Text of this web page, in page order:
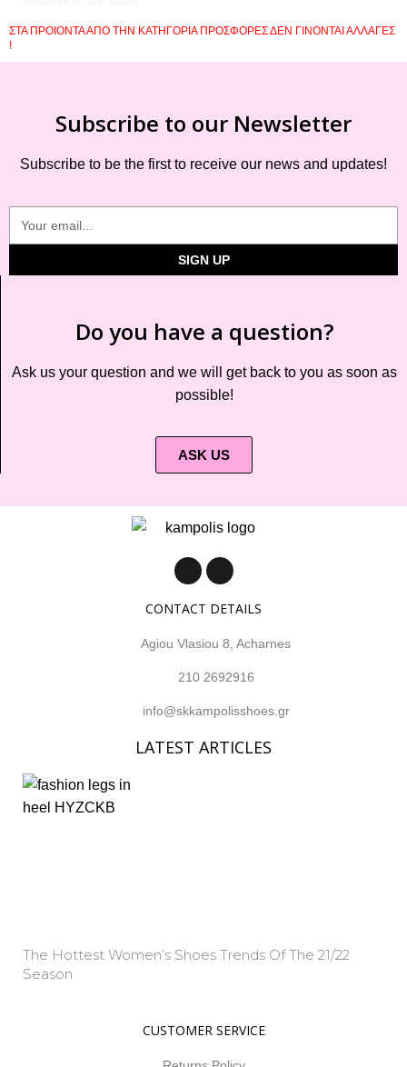
ΣΤΑ ΠΡΟΙΟΝΤΑ ΑΠΟ ΤΗΝ ΚΑΤΗΓΟΡΙΑ ΠΡΟΣΦΟΡΕΣ ΔΕΝ ΓΙΝΟΝΤΑΙ ΑΛΛΑΓΕΣ
!
Subscribe to our Newsletter
Subscribe to be the first to receive our news and updates!
SIGN UP
Do you have a question?
Ask us your question and we will get back to you as soon as
possible!
ASK US
CONTACT DETAILS
Agiou Vlasiou 8, Acharnes
210 2692916
info@skkampolisshoes.gr
LATEST ARTICLES
The Hottest Women’s Shoes Trends Of The 21/22
Season
CUSTOMER SERVICE